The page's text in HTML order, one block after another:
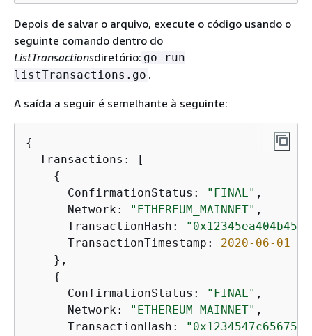
Depois de salvar o arquivo, execute o código usando o
seguinte comando dentro do
ListTransactionsdiretório: go run
listTransactions.go .
A saída a seguir é semelhante à seguinte:
{
  Transactions: [
{
      ConfirmationStatus:
"FINAL" ,
      Network:
"ETHEREUM_MAINNET" ,
      TransactionHash:
      TransactionTimestamp:
2020-06-01
    },
{
      ConfirmationStatus:
"FINAL" ,
      Network:
"ETHEREUM_MAINNET" ,
      TransactionHash: